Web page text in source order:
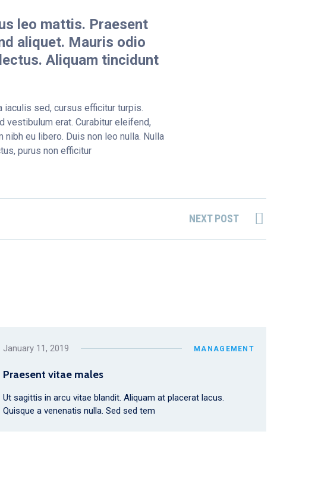
leo mattis. Praesent
aliquet. Mauris odio
Aliquam tincidunt
iaculis sed, cursus efficitur turpis.
vestibulum erat. Curabitur eleifend,
eu libero. Duis non leo nulla. Nulla
purus non efficitur
NEXT POST
January 11, 2019 MANAGEMENT
Praesent vitae males
Ut sagittis in arcu vitae blandit. Aliquam at placerat lacus.
Quisque a venenatis nulla. Sed sed tem